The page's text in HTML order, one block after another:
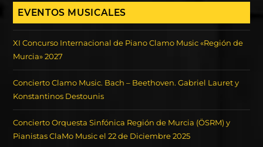
EVENTOS MUSICALES
XI Concurso Internacional de Piano Clamo Music «Región de
Murcia» 2027
Concierto Clamo Music. Bach – Beethoven. Gabriel Lauret y
Konstantinos Destounis
Concierto Orquesta Sinfónica Región de Murcia (ÖSRM) y
Pianistas ClaMo Music el 22 de Diciembre 2025